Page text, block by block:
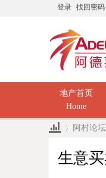
登录 找回密码
地产首页
Home
阿村论坛
生意买